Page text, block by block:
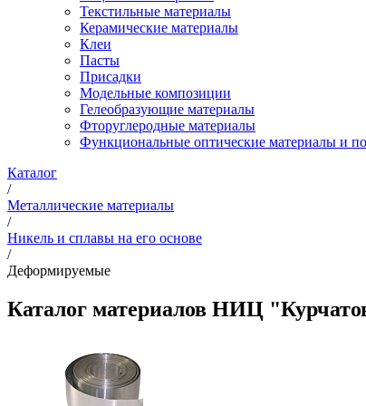
Текстильные материалы
Керамические материалы
Клеи
Пасты
Присадки
Модельные композиции
Гелеобразующие материалы
Фторуглеродные материалы
Функциональные оптические материалы и
Каталог
/
Металлические материалы
/
Никель и сплавы на его основе
/
Деформируемые
Каталог материалов НИЦ